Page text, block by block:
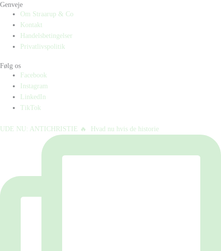
Genveje
Om Straarup & Co
Kontakt
Handelsbetingelser
Privatlivspolitik
Følg os
Facebook
Instagram
LinkedIn
TikTok
UDE NU: ANTICHRISTIE 🔥⁠ ⁠ Hvad nu hvis de historie